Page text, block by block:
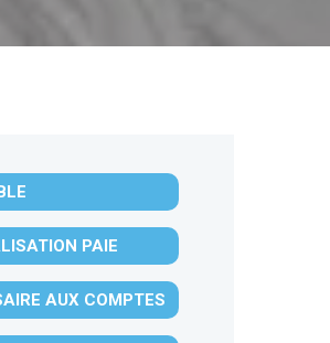
PAIE
AUX COMPTES